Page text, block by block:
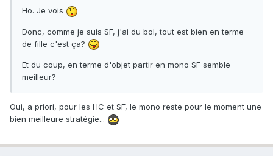
Ho. Je vois
Donc, comme je suis SF, j'ai du bol, tout est bien en terme
de fille c'est ça?
Et du coup, en terme d'objet partir en mono SF semble
meilleur?
Oui, a priori, pour les HC et SF, le mono reste pour le moment une
bien meilleure stratégie...